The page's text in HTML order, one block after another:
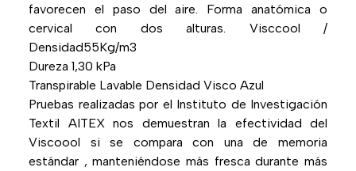
favorecen el paso del aire. Forma anatómica o
cervical con dos alturas. Visccool /
Densidad55Kg/m3
Dureza 1,30 kPa
Transpirable Lavable Densidad Visco Azul
Pruebas realizadas por el Instituto de Investigación
Textil AITEX nos demuestran la efectividad del
Viscoool si se compara con una de memoria
estándar , manteniéndose más fresca durante más